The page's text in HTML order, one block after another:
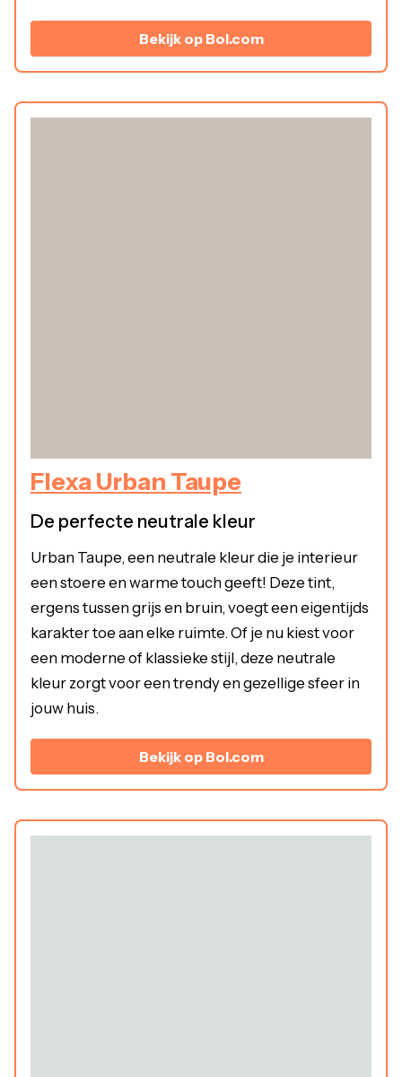
Bekijk op Bol.com
Flexa Urban Taupe
De perfecte neutrale kleur
Urban Taupe, een neutrale kleur die je interieur
een stoere en warme touch geeft! Deze tint,
ergens tussen grijs en bruin, voegt een eigentijds
karakter toe aan elke ruimte. Of je nu kiest voor
een moderne of klassieke stijl, deze neutrale
kleur zorgt voor een trendy en gezellige sfeer in
jouw huis.
Bekijk op Bol.com